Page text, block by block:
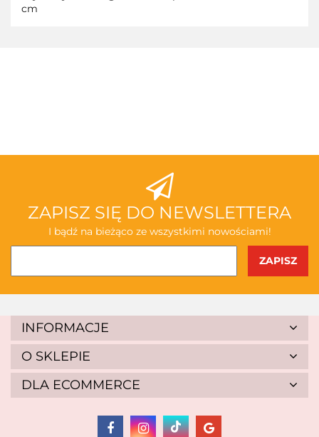
cm
ABAKUS
AKSJOMAT
ALBIS
ZAPISZ SIĘ DO NEWSLETTERA
I bądź na bieżąco ze wszystkimi nowościami!
INFORMACJE
O SKLEPIE
DLA ECOMMERCE